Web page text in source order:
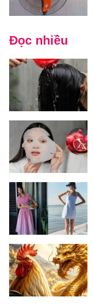
Đọc nhiều